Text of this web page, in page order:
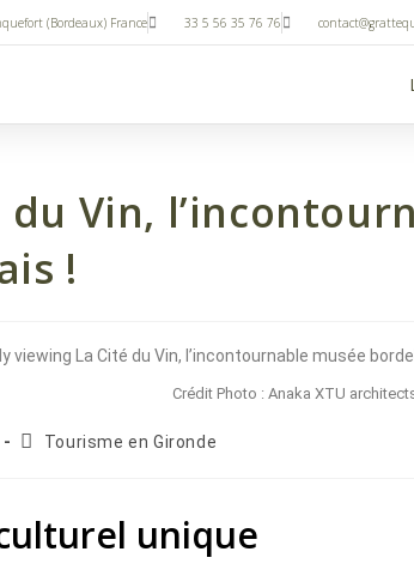
(Bordeaux) France 33 5 56 35 76 76
du Vin,
!
Crédit Photo : Anaka XTU
Tourisme en Gironde
unique